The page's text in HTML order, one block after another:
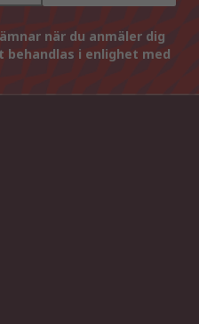
när du anmäler dig
i enlighet med